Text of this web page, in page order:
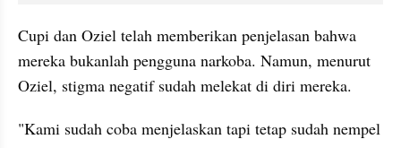
Cupi dan Oziel telah memberikan penjelasan bahwa
mereka bukanlah pengguna narkoba. Namun, menurut
Oziel, stigma negatif sudah melekat di diri mereka.
"Kami sudah coba menjelaskan tapi tetap sudah nempel